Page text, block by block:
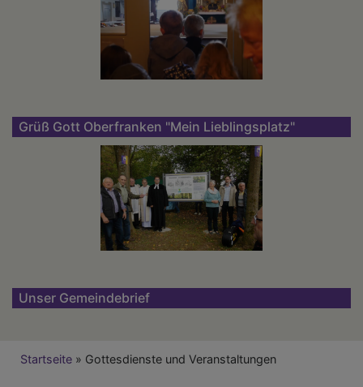
Grüß Gott Oberfranken "Mein Lieblingsplatz"
Unser Gemeindebrief
Breadcrumb
Startseite Gottesdienste und Veranstaltungen